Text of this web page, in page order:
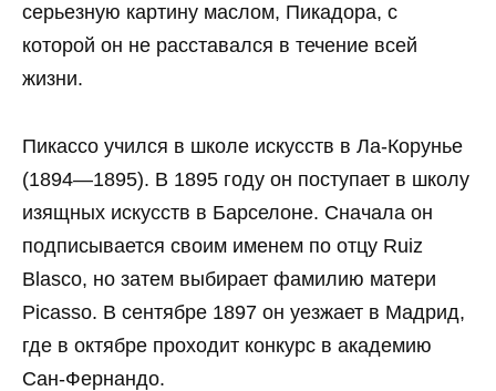
серьезную картину маслом, Пикадора, с
которой он не расставался в течение всей
жизни.
Пикассо учился в школе искусств в Ла-Корунье
(1894—1895). В 1895 году он поступает в школу
изящных искусств в Барселоне. Сначала он
подписывается своим именем по отцу Ruiz
Blasco, но затем выбирает фамилию матери
Picasso. В сентябре 1897 он уезжает в Мадрид,
где в октябре проходит конкурс в академию
Сан-Фернандо.